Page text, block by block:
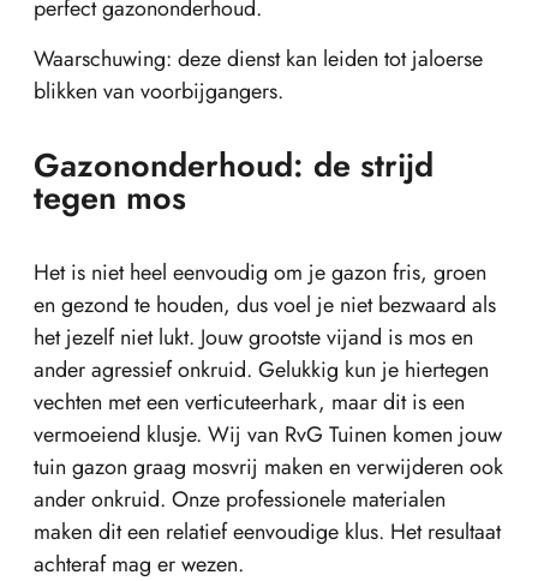
perfect gazononderhoud.
Waarschuwing: deze dienst kan leiden tot jaloerse
blikken van voorbijgangers.
Gazononderhoud: de strijd
tegen mos
Het is niet heel eenvoudig om je gazon fris, groen
en gezond te houden, dus voel je niet bezwaard als
het jezelf niet lukt. Jouw grootste vijand is mos en
ander agressief onkruid. Gelukkig kun je hiertegen
vechten met een verticuteerhark, maar dit is een
vermoeiend klusje. Wij van RvG Tuinen komen jouw
tuin gazon graag mosvrij maken en verwijderen ook
ander onkruid. Onze professionele materialen
maken dit een relatief eenvoudige klus. Het resultaat
achteraf mag er wezen.